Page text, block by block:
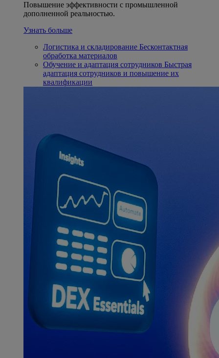
Повышение эффективности с промышленной
дополненной реальностью.
Узнать больше
Логистика и складирование Бесконтактная
обработка материалов
Обучение и адаптация сотрудников Быстрая
адаптация сотрудников и повышение их
квалификации